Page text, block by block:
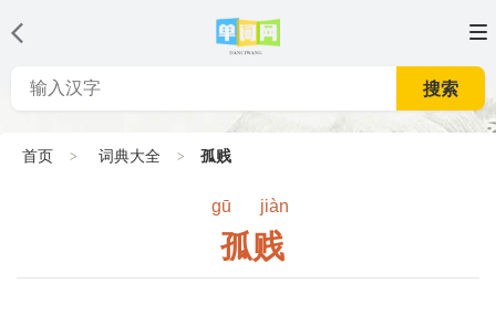
搜索
首页 词典大全 孤贱
gū jiàn
孤贱